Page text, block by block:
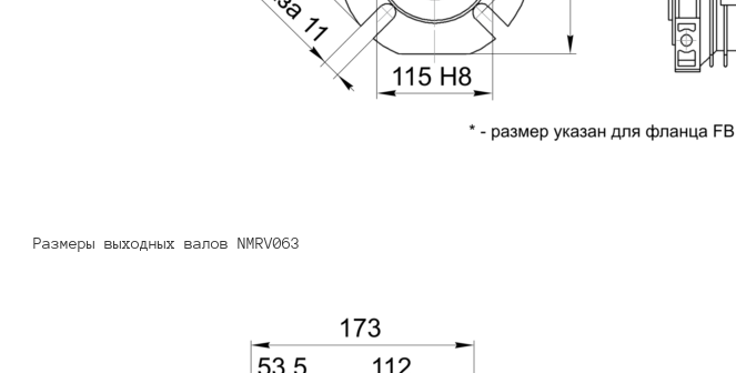
Размеры выходных валов NMRV063